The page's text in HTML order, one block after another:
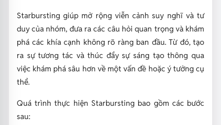
Starbursting giúp mở rộng viễn cảnh suy nghĩ và tư
duy của nhóm, đưa ra các câu hỏi quan trọng và khám
phá các khía cạnh không rõ ràng ban đầu. Từ đó, tạo
ra sự tương tác và thúc đẩy sự sáng tạo thông qua
việc khám phá sâu hơn về một vấn đề hoặc ý tưởng cụ
thể.
Quá trình thực hiện Starbursting bao gồm các bước
sau: